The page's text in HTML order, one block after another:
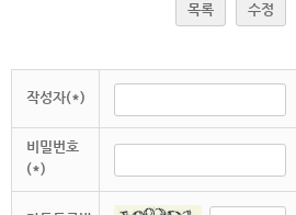
목록 수정
작성자(*)
비밀번호
(*)